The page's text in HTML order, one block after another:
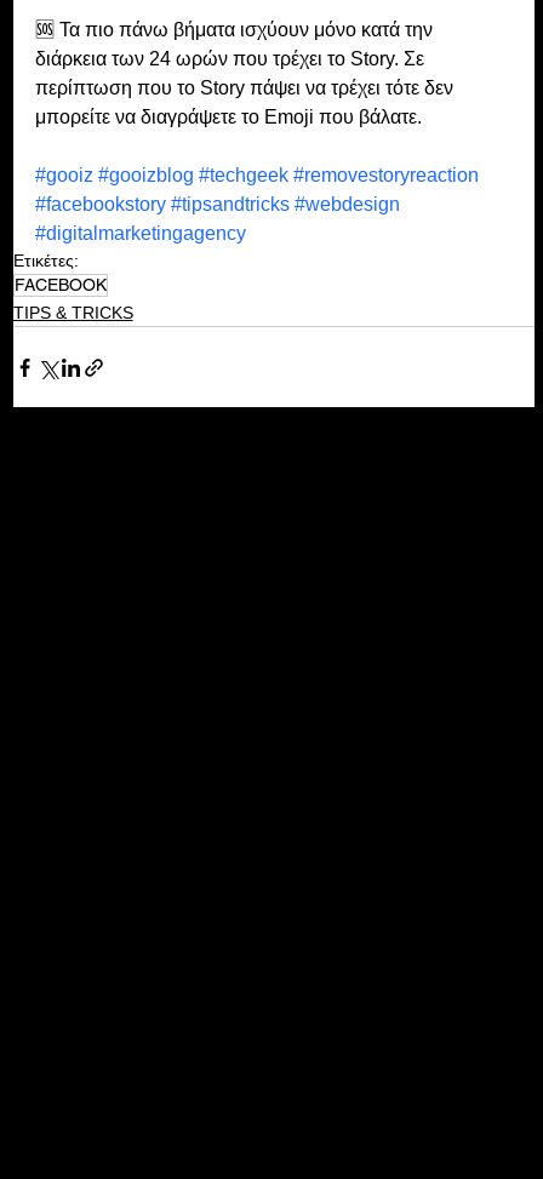
🆘 Τα πιο πάνω βήματα ισχύουν μόνο κατά την
διάρκεια των 24 ωρών που τρέχει το Story. Σε
περίπτωση που το Story πάψει να τρέχει τότε δεν
μπορείτε να διαγράψετε το Emoji που βάλατε.
#gooiz #gooizblog #techgeek #removestoryreaction
#facebookstory #tipsandtricks #webdesign
#digitalmarketingagency
Ετικέτες:
FACEBOOK
TIPS & TRICKS